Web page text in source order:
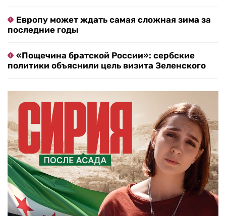
Европу может ждать самая сложная зима за
последние годы
«Пощечина братской России»: сербские
политики объяснили цель визита Зеленского